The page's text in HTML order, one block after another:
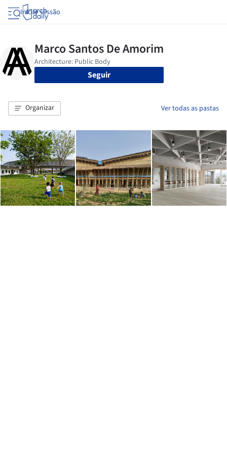
Iniciar sessão
Seguir
Organizar Ver todas as pastas